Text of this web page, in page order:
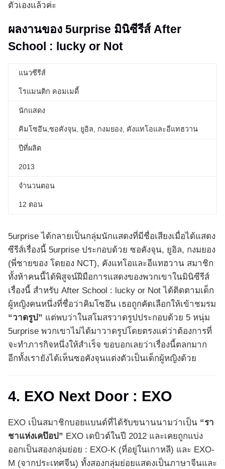
ตัวเองแล้วค่ะ
ผลงานของ 5urprise มินิซีรีส์ After
School : lucky or Not
แนวซีรีส์
โรแมนติก คอมเมดี้
นักแสดง
คิมโซอึน,ซอคังจุน, ยูอิล, กงมยอง, คังแทโอและอีแทฮวาน
ปีที่ผลิต
2013
จำนวนตอน
12 ตอน
5urprise ได้กลายเป็นกลุ่มนักแสดงที่มีชื่อเสียงเมื่อได้แสดง
ซีรีส์เรื่องนี้ 5urprise ประกอบด้วย ซอคังจุน, ยูอิล, กงมยอง
(พี่ชายของ โดยอง NCT), คังแทโอและอีแทฮวาน สมาชิก
ทั้งห้าคนนี้ได้พิสูจน์ฝีมือการแสดงของพวกเขาในมินิซีรีส์
เรื่องนี้ สำหรับ After School : lucky or Not ได้ติดตามเด็ก
ผู้หญิงคนหนึ่งที่ชื่อว่าคิมโซอึน เธอถูกคัดเลือกให้เข้าชมรม
“วาดรูป” แต่พบว่าในสโมสรวาดรูปประกอบด้วย 5 หนุ่ม
5urprise พวกเขาไม่ได้มาวาดรูปโดยตรงแต่ว่าต้องการที่
จะทำภารกิจหนึ่งให้สำเร็จ ขอบอกเลยว่าเรื่องนี้ตลกมาก
อีกทั้งเรายังได้เห็นซอคังจุนแต่งตัวเป็นเด็กผู้หญิงด้วย
4. EXO Next Door : EXO
EXO เป็นสมาชิกบอยแบนด์ที่ได้รับขนานนามว่าเป็น “รา
ชาแห่งเคป๊อป” EXO เดบิวต์ในปี 2012 และเคยถูกแบ่ง
ออกเป็นสองกลุ่มย่อย : EXO-K (ที่อยู่ในเกาหลี) และ EXO-
M (จากประเทศจีน) ทั้งสองกลุ่มย่อยแสดงเป็นภาษาจีนและ